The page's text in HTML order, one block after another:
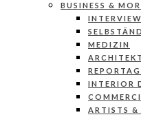
BUSINESS &
INTERVIEW
MEDIZIN
INTERIOR
ARTISTS &